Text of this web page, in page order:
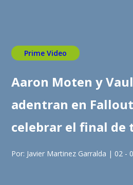
Prime Video
Aaron Moten y
adentran en
celebrar el final de
Por: Javier Martinez Garralda | 02 -